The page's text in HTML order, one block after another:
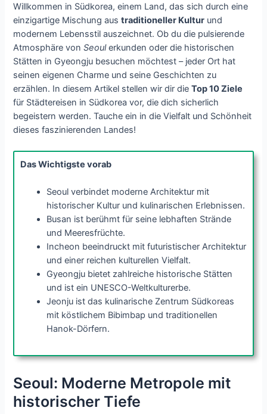
Willkommen in Südkorea, einem Land, das sich durch eine
einzigartige Mischung austraditioneller Kultur und
modernem Lebensstil auszeichnet. Ob du die pulsierende
Atmosphäre vonSeoulerkunden oder die historischen
Stätten in Gyeongju besuchen möchtest – jeder Ort hat
seinen eigenen Charme und seine Geschichten zu
erzählen. In diesem Artikel stellen wir dir dieTop 10 Ziele
für Städtereisen in Südkorea vor, die dich sicherlich
begeistern werden. Tauche ein in die Vielfalt und Schönheit
dieses faszinierenden Landes!
Das Wichtigste vorab
Seoul verbindet moderne Architektur mit
historischer Kultur und kulinarischen Erlebnissen.
Busan ist berühmt für seine lebhaften Strände
und Meeresfrüchte.
Incheon beeindruckt mit futuristischer Architektur
und einer reichen kulturellen Vielfalt.
Gyeongju bietet zahlreiche historische Stätten
und ist ein UNESCO-Weltkulturerbe.
Jeonju ist das kulinarische Zentrum Südkoreas
mit köstlichem Bibimbap und traditionellen
Hanok-Dörfern.
Seoul: Moderne Metropole mit
historischer Tiefe